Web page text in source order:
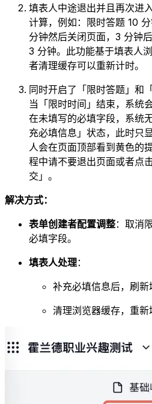
填表人中途退出并且再次进
计算，例如：限时答题 10
分钟然后关闭页面，3 分钟
3 分钟。此功能基于填表人
者清理缓存可以重新计时。
同时开启了「限时答题」和
当「限时时间」结束，系统
在未填写的必填字段，系统
充必填信息」状态，此时只
人会在页面顶部看到黄色的
程中请不要退出页面或者点
交」。
解决方式：
表单创建者配置调整：取消
必填字段。
填表人处理：
补充必填信息后，刷新
清理浏览器缓存，重新